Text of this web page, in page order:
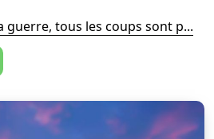
guerre, tous les coups sont p...